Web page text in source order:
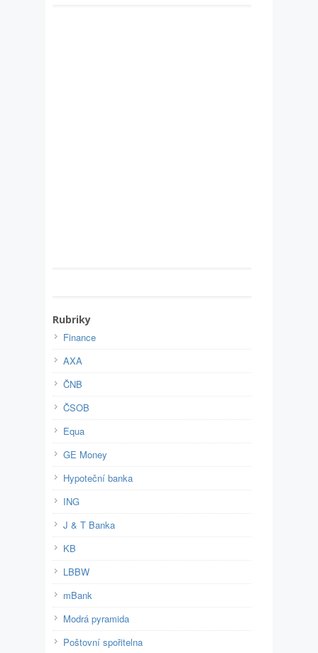
Rubriky
Finance
AXA
ČNB
ČSOB
Equa
GE Money
Hypoteční banka
ING
J & T Banka
KB
LBBW
mBank
Modrá pyramida
Poštovní spořitelna